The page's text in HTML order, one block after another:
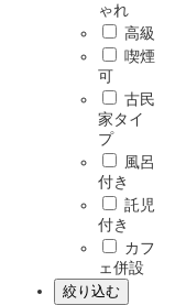
ゃれ
高級
喫煙
可
古民
家タイ
プ
風呂
付き
託児
付き
カフ
ェ併設